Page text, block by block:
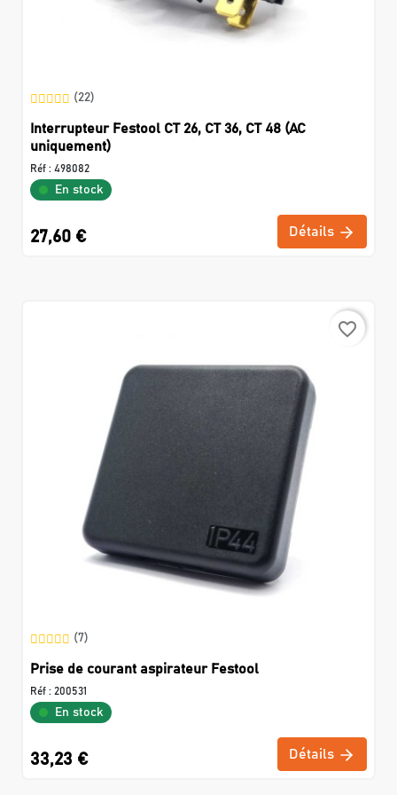
(22)
Interrupteur Festool CT 26, CT 36, CT 48 (AC
uniquement)
Réf : 498082
En stock
27,60 € Détails
favorite_border
(7)
Prise de courant aspirateur Festool
Réf : 200531
En stock
33,23 € Détails